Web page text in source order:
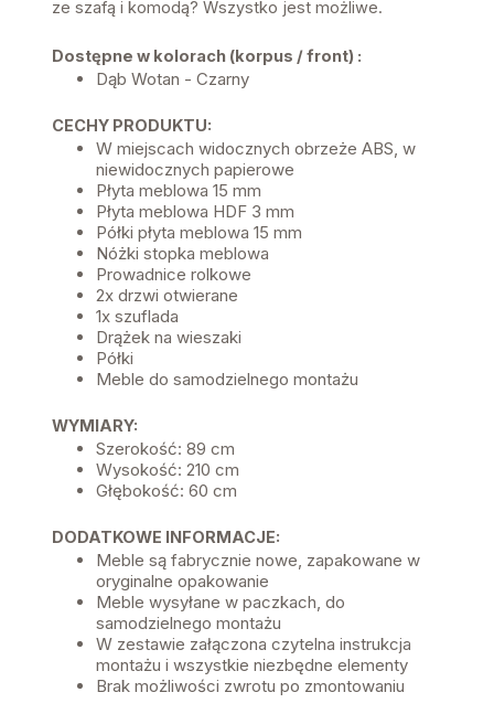
ze szafą i komodą? Wszystko jest możliwe.
Dostępne w kolorach (korpus / front) :
Dąb Wotan - Czarny
CECHY PRODUKTU:
W miejscach widocznych obrzeże ABS, w
niewidocznych papierowe
Płyta meblowa 15 mm
Płyta meblowa HDF 3 mm
Półki płyta meblowa 15 mm
Nóżki stopka meblowa
Prowadnice rolkowe
2x drzwi otwierane
1x szuflada
Drążek na wieszaki
Półki
Meble do samodzielnego montażu
WYMIARY:
Szerokość: 89 cm
Wysokość: 210 cm
Głębokość: 60 cm
DODATKOWE INFORMACJE:
Meble są fabrycznie nowe, zapakowane w
oryginalne opakowanie
Meble wysyłane w paczkach, do
samodzielnego montażu
W zestawie załączona czytelna instrukcja
montażu i wszystkie niezbędne elementy
Brak możliwości zwrotu po zmontowaniu